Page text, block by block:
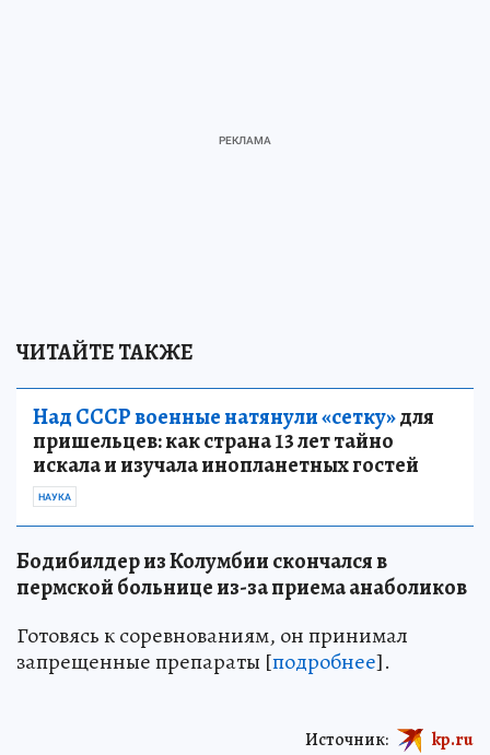
ЧИТАЙТЕ ТАКЖЕ
Над СССР военные натянули «сетку»для
пришельцев: как страна 13 лет тайно
искала и изучала инопланетных гостей
НАУКА
Бодибилдер из Колумбии скончался в
пермской больнице из-за приема анаболиков
Готовясь к соревнованиям, он принимал
запрещенные препараты [подробнее].
Источник: kp.ru